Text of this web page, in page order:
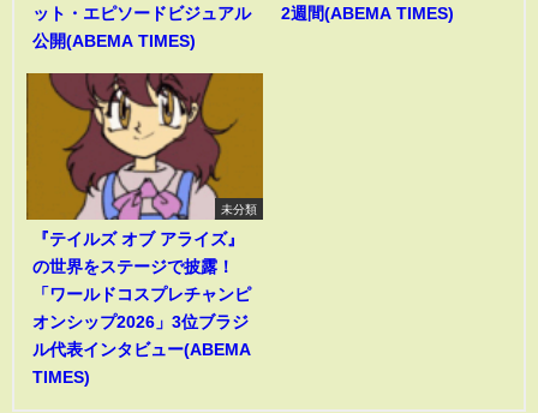
ット・エピソードビジュアル
公開(ABEMA TIMES)
2週間(ABEMA TIMES)
未分類
『テイルズ オブ アライズ』
の世界をステージで披露！
「ワールドコスプレチャンピ
オンシップ2026」3位ブラジ
ル代表インタビュー(ABEMA
TIMES)